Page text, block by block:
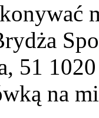
51
na